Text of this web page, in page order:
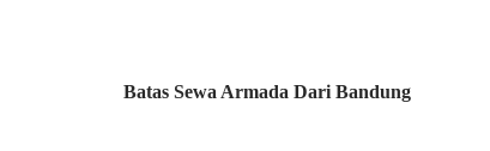
Batas Sewa Armada Dari Bandung